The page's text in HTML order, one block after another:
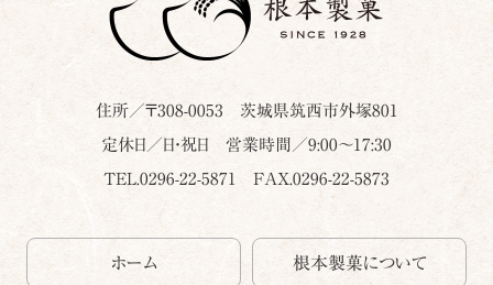
住所／〒308-0053 茨城県筑西市外塚801
定休日／日・祝日 営業時間／9:00～17:30
TEL.0296-22-5871 FAX.0296-22-5873
ホーム 根本製菓について